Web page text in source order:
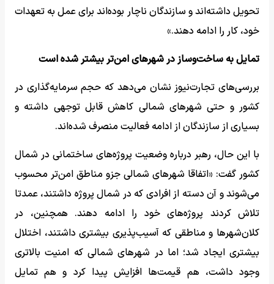
تحویل داشته‌اند و سازندگان ناچار بوده‌اند برای عمل به تعهدات
خود، کار را ادامه دهند.»
تمایل به ساخت‌وساز در شهرهای امن‌تر بیشتر شده است
بررسی‌های تجارت‌نیوز نشان می‌دهد که حجم سرمایه‌گذاری در
کشور و حتی شهرهای شمالی کاهش قابل توجهی داشته و
بسیاری از سازندگان از ادامه فعالیت منصرف شده‌اند.
با این حال، رهبر درباره وضعیت پروژه‌های ساختمانی در شمال
کشور گفت: «اتفاقا شهرهای شمالی جزو مناطق امن‌تر محسوب
می‌شوند و آن دسته از افرادی که در شمال پروژه داشتند، عمدتا
تلاش کردند پروژه‌های خود را ادامه دهند. همچنین، در
کلان‌شهرها و مناطقی که آسیب‌پذیری بیشتری داشتند، اختلال
بیشتری ایجاد شد؛ اما در شهرهای شمالی که امنیت بالاتری
وجود داشت، هم قیمت‌ها افزایش پیدا کرد و هم تمایل